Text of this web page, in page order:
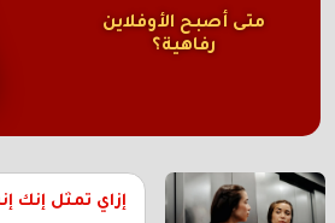
متى أصبح الأوفلاين
رفاهية؟
إزاي تمثل إنك